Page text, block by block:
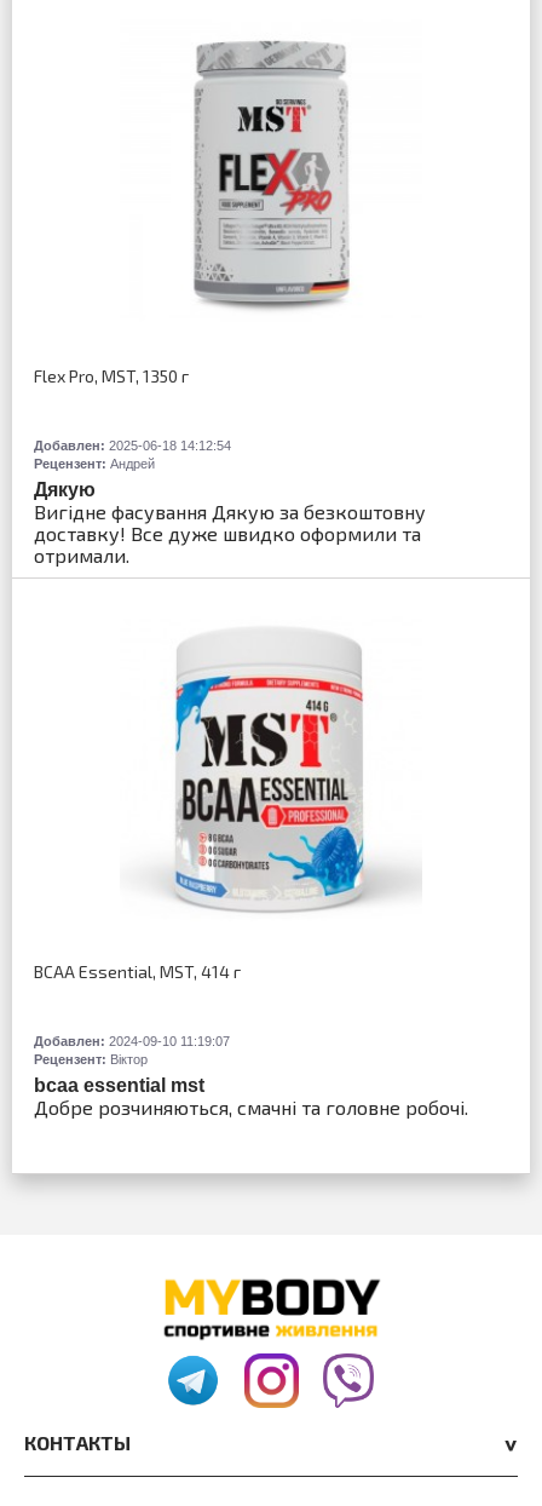
Flex Pro, MST, 1350 г
Добавлен: 2025-06-18 14:12:54
Рецензент: Андрей
Дякую
Вигідне фасування Дякую за безкоштовну
доставку! Все дуже швидко оформили та
отримали.
BCAA Essential, MST, 414 г
Добавлен: 2024-09-10 11:19:07
Рецензент: Віктор
bcaa essential mst
Добре розчиняються, смачні та головне робочі.
КОНТАКТЫ